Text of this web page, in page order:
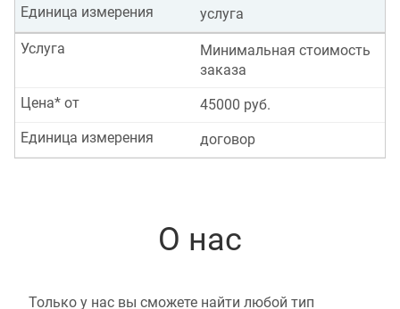
услуга
Единица измерения
Минимальная стоимость
заказа
Услуга
45000 руб.
Цена* от
договор
Единица измерения
О нас
Только у нас вы сможете найти любой тип